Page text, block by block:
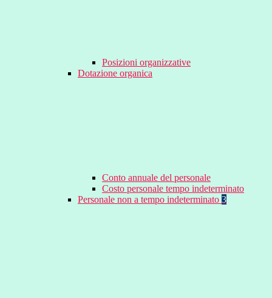
Posizioni organizzative
Dotazione organica
Conto annuale del personale
Costo personale tempo indeterminato
Personale non a tempo indeterminato 3